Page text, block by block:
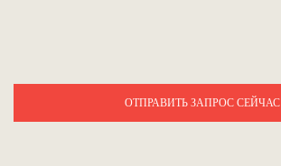
ОТПРАВИТЬ ЗАПРОС СЕЙЧАС